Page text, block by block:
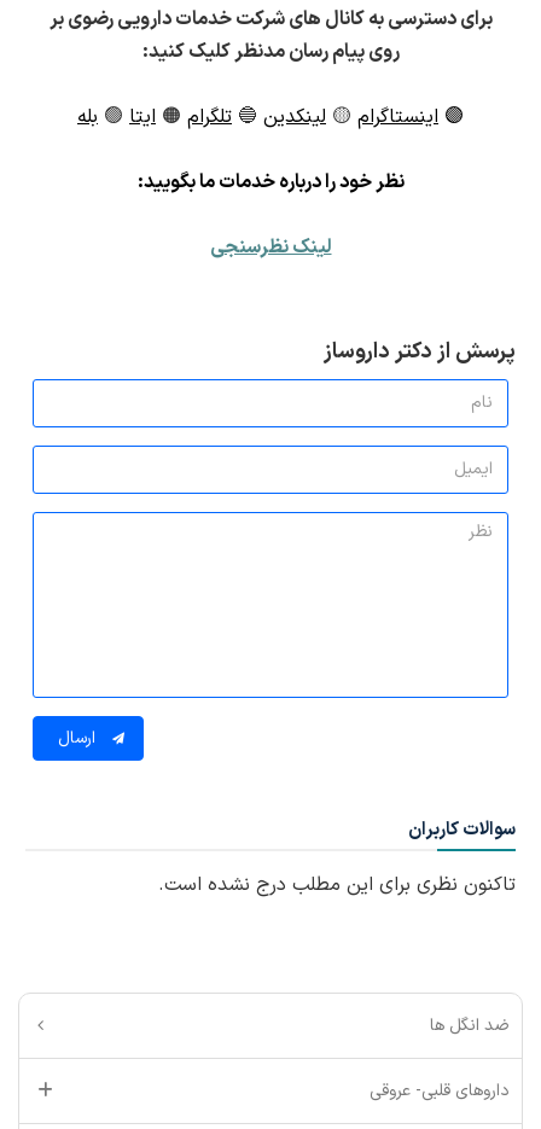
برای دسترسی به کانال های شرکت خدمات دارویی رضوی بر
روی پیام رسان مدنظر کلیک کنید:
🟣 اینستاگرام 🟡 لینکدین 🔵 تلگرام 🟠 ایتا 🟢 بله
نظر خود را درباره خدمات ما بگویید:
لینک نظرسنجی
پرسش از دکتر داروساز
ارسال
سوالات کاربران
تاکنون نظری برای این مطلب درج نشده است.
ضد انگل ها
داروهای قلبی- عروقی